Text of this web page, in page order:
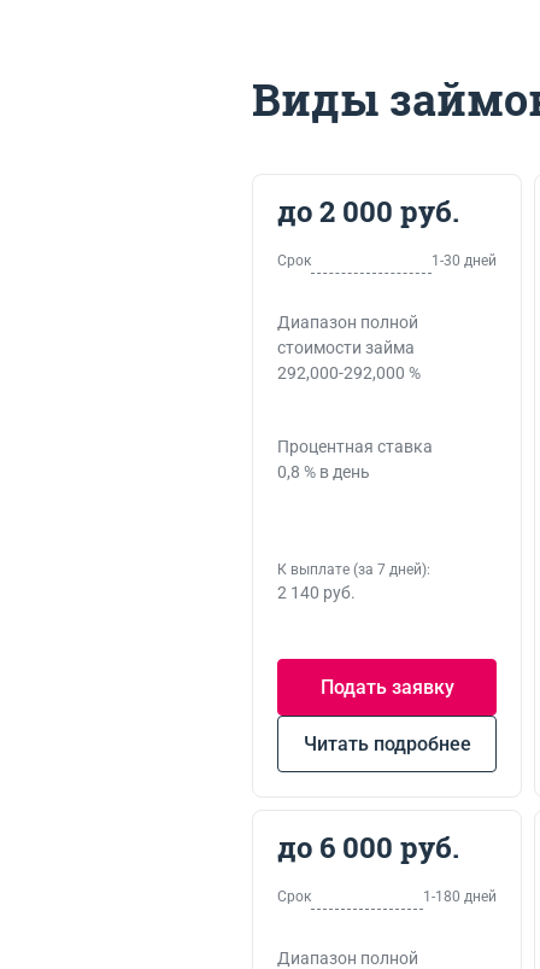
Виды
до 2 000 руб.
Срок 1-30 дней
Диапазон полной
стоимости займа
292,000-292,000 %
Процентная ставка
0,8 % в день
К выплате (за 7 дней):
2 140 руб.
Подать заявку
Читать подробнее
до 6 000 руб.
Срок 1-180 дней
Диапазон полной